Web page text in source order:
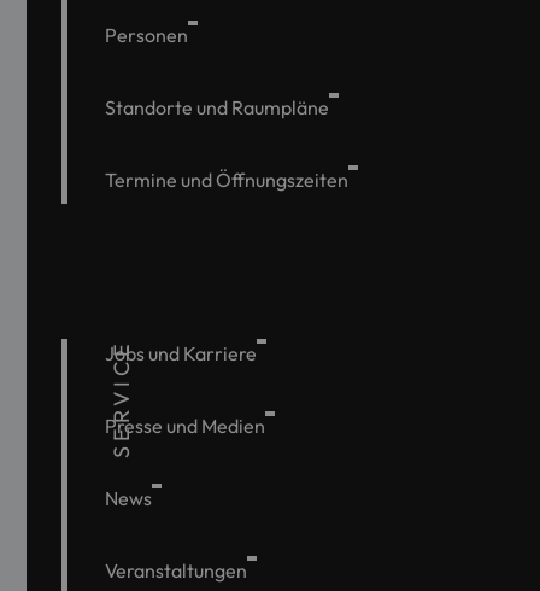
Personen
Standorte und Raumpläne
Termine und Öffnungszeiten
SERVICE
Jobs und Karriere
Presse und Medien
News
Veranstaltungen